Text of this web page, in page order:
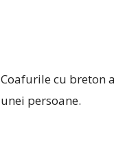
Coafurile cu breton
unei persoane.